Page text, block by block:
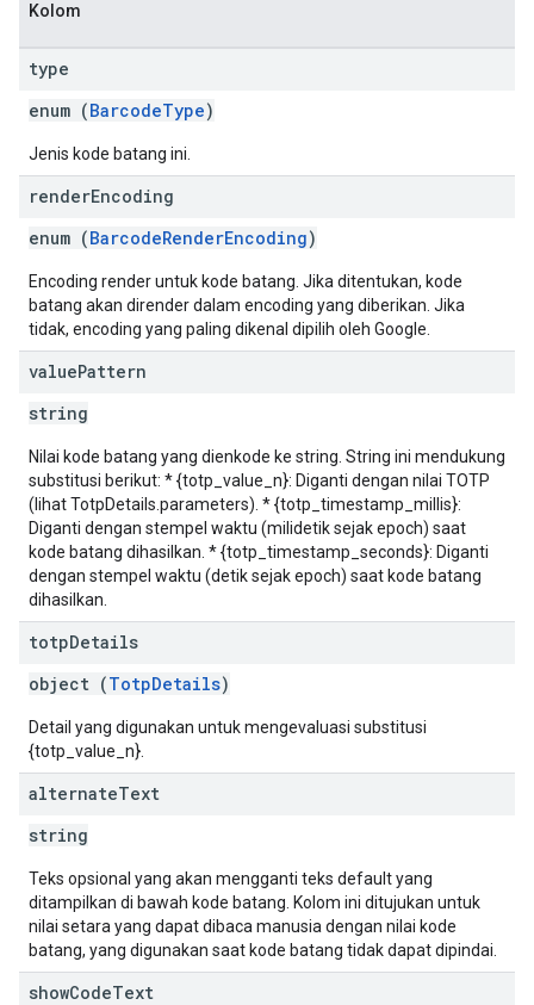
Kolom
type
enum (BarcodeType)
Jenis kode batang ini.
renderEncoding
enum (BarcodeRenderEncoding)
Encoding render untuk kode batang. Jika ditentukan, kode
batang akan dirender dalam encoding yang diberikan. Jika
tidak, encoding yang paling dikenal dipilih oleh Google.
valuePattern
string
Nilai kode batang yang dienkode ke string. String ini mendukung
substitusi berikut: * {totp_value_n}: Diganti dengan nilai TOTP
(lihat TotpDetails.parameters). * {totp_timestamp_millis}:
Diganti dengan stempel waktu (milidetik sejak epoch) saat
kode batang dihasilkan. * {totp_timestamp_seconds}: Diganti
dengan stempel waktu (detik sejak epoch) saat kode batang
dihasilkan.
totpDetails
object (TotpDetails)
Detail yang digunakan untuk mengevaluasi substitusi
{totp_value_n}.
alternateText
string
Teks opsional yang akan mengganti teks default yang
ditampilkan di bawah kode batang. Kolom ini ditujukan untuk
nilai setara yang dapat dibaca manusia dengan nilai kode
batang, yang digunakan saat kode batang tidak dapat dipindai.
showCodeText